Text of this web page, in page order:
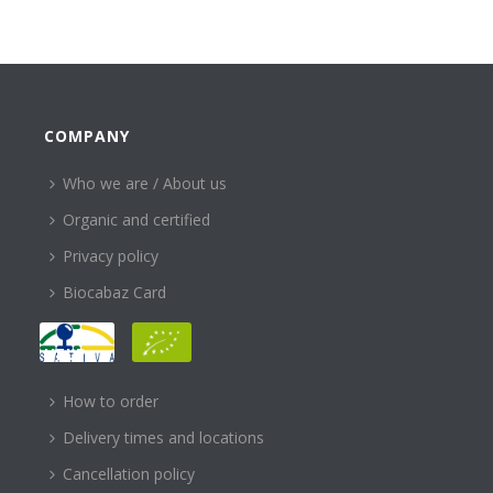
COMPANY
Who we are / About us
Organic and certified
Privacy policy
Biocabaz Card
HELP
How to order
Delivery times and locations
Cancellation policy